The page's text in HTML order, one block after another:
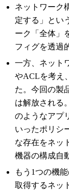
ネットワーク
定する」とい
ーク「全体」
フィグを透過
一方、ネット
やACLを考え
た。今回の製
は解放される
のようなアプ
いったポリシ
な存在をネッ
機器の構成自
もう1つの機
取得するネッ